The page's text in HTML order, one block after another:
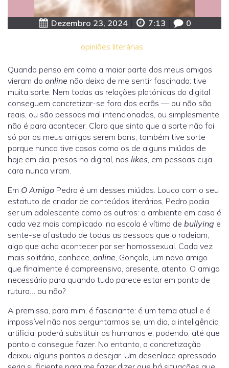
Dezembro 23, 2024 7:13 0
opiniões literárias
Quando penso em como a maior parte dos meus amigos
vieram do online não deixo de me sentir fascinada: tive
muita sorte. Nem todas as relações platónicas do digital
conseguem concretizar-se fora dos ecrãs — ou não são
reais, ou são pessoas mal intencionadas, ou simplesmente
não é para acontecer. Claro que sinto que a sorte não foi
só por os meus amigos serem bons; também tive sorte
porque nunca tive casos como os de alguns miúdos de
hoje em dia, presos no digital, nos likes, em pessoas cuja
cara nunca viram.
Em O Amigo Pedro é um desses miúdos. Louco com o seu
estatuto de criador de conteúdos literários, Pedro podia
ser um adolescente como os outros: o ambiente em casa é
cada vez mais complicado, na escola é vítima de bullying e
sente-se afastado de todas as pessoas que o rodeiam,
algo que acha acontecer por ser homossexual. Cada vez
mais solitário, conhece, online, Gonçalo, um novo amigo
que finalmente é compreensivo, presente, atento. O amigo
necessário para quando tudo parece estar em ponto de
rutura… ou não?
A premissa, para mim, é fascinante: é um tema atual e é
impossível não nos perguntarmos se, um dia, a inteligência
artificial poderá substituir os humanos e, podendo, até que
ponto o consegue fazer. No entanto, a concretização
deixou alguns pontos a desejar. Um desenlace apressado